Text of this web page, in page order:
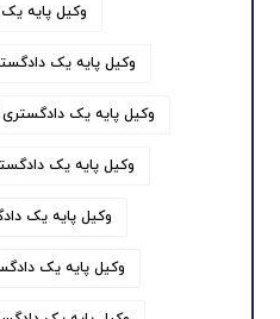
وکیل پایه
وکیل پایه یک
وکیل پایه یک دادگستری
وکیل پایه یک
وکیل پایه یک
وکیل پایه یک